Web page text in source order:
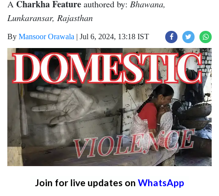
A Charkha Feature authored by: Bhawana,
Lunkaransar, Rajasthan
By Mansoor Orawala | Jul 6, 2024, 13:18 IST
Join for live updates on WhatsApp